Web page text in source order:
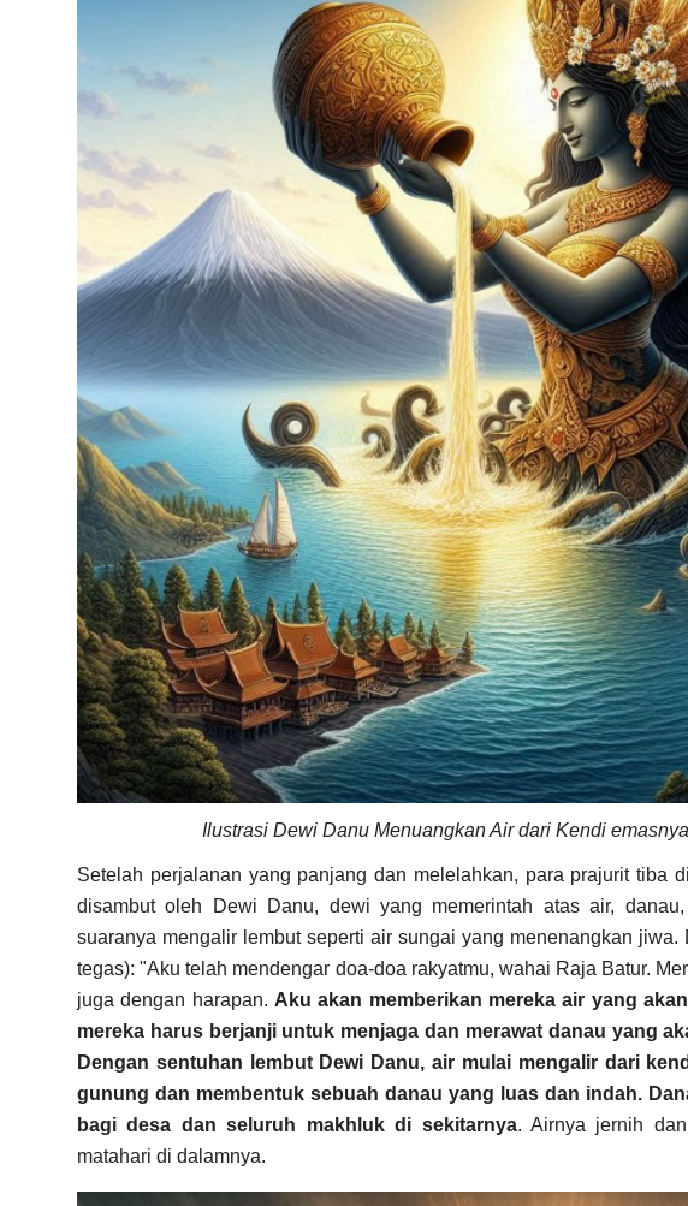
Ilustrasi Dewi Danu Menuangkan Air dari Kendi
Setelah perjalanan yang panjang dan melelahkan, para prajurit tiba
disambut oleh Dewi Danu, dewi yang memerintah atas air,
suaranya mengalir lembut seperti air sungai yang menenangkan jiwa.
tegas): "Aku telah mendengar doa-doa rakyatmu, wahai Raja Batur.
juga dengan harapan. Aku akan memberikan mereka air yang
mereka harus berjanji untuk menjaga dan merawat danau yang
Dengan sentuhan lembut Dewi Danu, air mulai mengalir dari
gunung dan membentuk sebuah danau yang luas dan indah.
bagi desa dan seluruh makhluk di sekitarnya. Airnya jernih
matahari di dalamnya.